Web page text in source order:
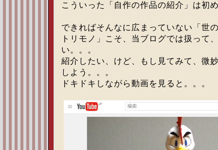
こういった「自作の作品の紹介」は初
できればそんなに広まっていない「世
トリモノ」こそ、当ブログでは扱って
い。。。
紹介したい、けど、もし見てみて、微
しよう。。。
ドキドキしながら動画を見ると。。。